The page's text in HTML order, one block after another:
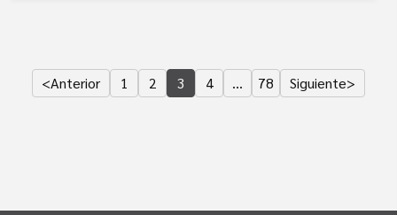
<Anterior 1 2 3 4 … 78 Siguiente>